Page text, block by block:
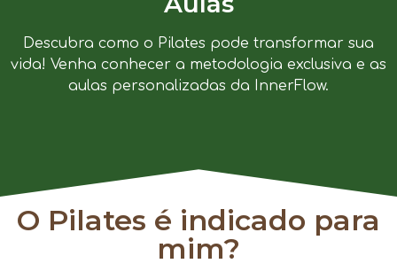
Descubra como o Pilates pode transformar sua
vida! Venha conhecer a metodologia exclusiva e as
aulas personalizadas da InnerFlow.
O Pilates é indicado para
mim?